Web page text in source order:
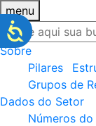
menu
Sobre
Pilares
Grupos de
Dados do Setor
Números